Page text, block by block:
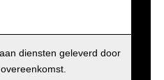
diensten geleverd door